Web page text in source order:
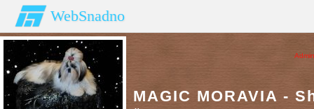
WebSnadno
MAGIC MORAVIA -